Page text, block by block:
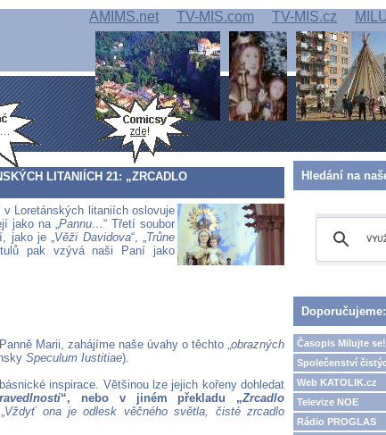
AMIMS.net TV-MIS.com TV-MIS.cz
LITANIÍCH 21: „ZRCADLO
Loretánských litaniích oslovuje
jako na „Pannu…“ Třetí soubor
jako je „Věži Davidova“, „Trůne
pak vzývá naši Paní jako
Marii, zahájíme naše úvahy o těchto „obrazných
Speculum Iustitiae).
inspirace. Většinou lze jejich kořeny dohledat
“, nebo v jiném překladu „Zrcadlo
Vždyť ona je odlesk věčného světla, čisté zrcadlo
Hledání na
Doporučujeme:
Časopis Milujte se!
Společenství
Web KATOLIK.cz
Televize NOE
Rádio PROGLAS